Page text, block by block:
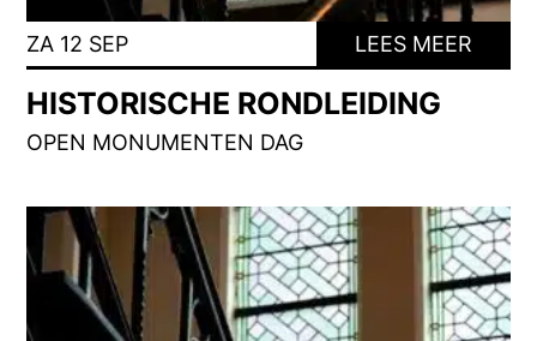
ZA 12 SEP LEES MEER
HISTORISCHE RONDLEIDING
OPEN MONUMENTEN DAG